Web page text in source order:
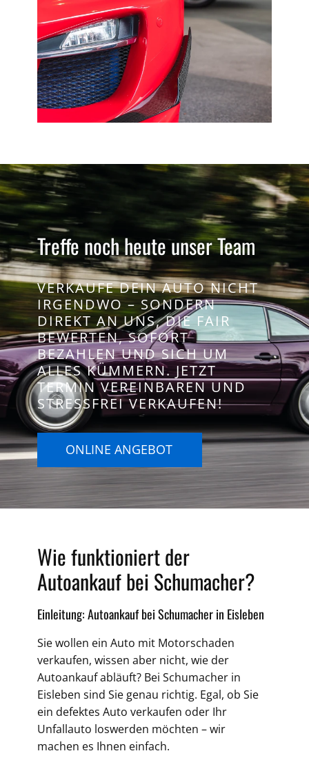
Treffe noch heute unser Team
VERKAUFE DEIN AUTO NICHT
IRGENDWO – SONDERN
DIREKT AN UNS, DIE FAIR
BEWERTEN, SOFORT
BEZAHLEN UND SICH UM
ALLES KÜMMERN. JETZT
TERMIN VEREINBAREN UND
STRESSFREI VERKAUFEN!
ONLINE ANGEBOT
Wie funktioniert der
Autoankauf bei Schumacher?
Einleitung: Autoankauf bei Schumacher in Eisleben
Sie wollen ein Auto mit Motorschaden
verkaufen, wissen aber nicht, wie der
Autoankauf abläuft? Bei Schumacher in
Eisleben sind Sie genau richtig. Egal, ob Sie
ein defektes Auto verkaufen oder Ihr
Unfallauto loswerden möchten – wir
machen es Ihnen einfach.